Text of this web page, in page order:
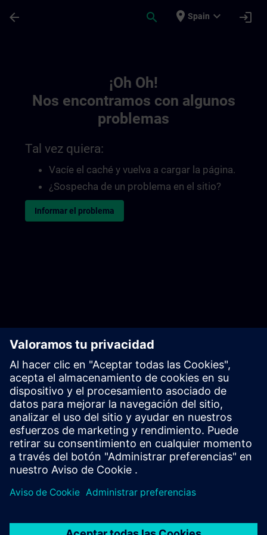
arrow_back search place Spain expand_more login
¡Oh Oh!
Nos encontramos con algunos
problemas
Tal vez quiera:
Vacíe el caché y vuelva a cargar la página.
¿Sospecha de un problema en el sitio?
Informar el problema